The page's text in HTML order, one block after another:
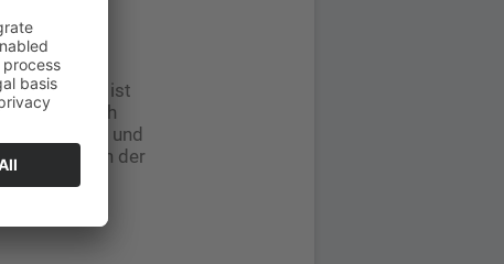
so
Palpation ist
Uterus auch
narbige und
der
bei
Ein